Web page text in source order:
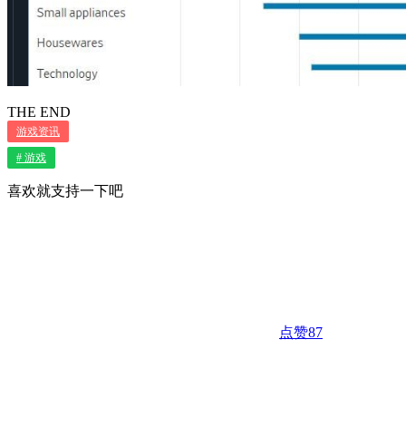
THE END
游戏资讯
# 游戏
喜欢就支持一下吧
点赞87